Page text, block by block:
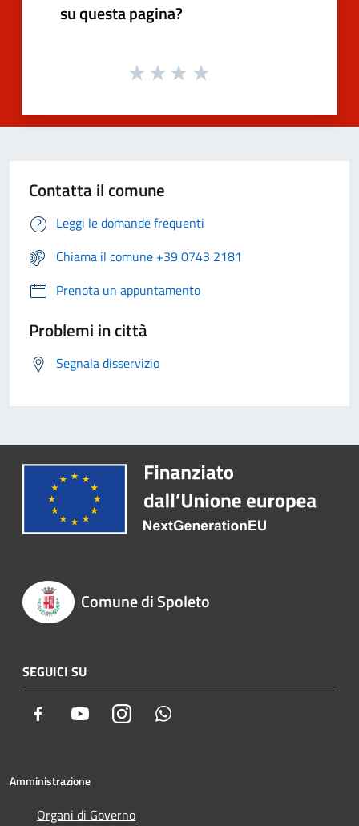
su questa pagina?
Contatta il comune
Leggi le domande frequenti
Chiama il comune +39 0743 2181
Prenota un appuntamento
Problemi in città
Segnala disservizio
Comune di Spoleto
SEGUICI SU
Facebook YoutubeInstagram
Amministrazione
Organi di Governo